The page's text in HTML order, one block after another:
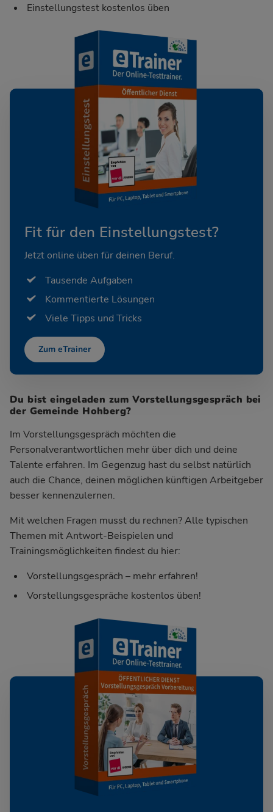
Einstellungstest kostenlos üben
Fit für den Einstellungstest?
Jetzt online üben für deinen Beruf.
Tausende Aufgaben
Kommentierte Lösungen
Viele Tipps und Tricks
Zum eTrainer
Du bist eingeladen zum Vorstellungsgespräch bei
der Gemeinde Hohberg?
Im Vorstellungsgespräch möchten die
Personalverantwortlichen mehr über dich und deine
Talente erfahren. Im Gegenzug hast du selbst natürlich
auch die Chance, deinen möglichen künftigen Arbeitgeber
besser kennenzulernen.
Mit welchen Fragen musst du rechnen? Alle typischen
Themen mit Antwort-Beispielen und
Trainingsmöglichkeiten findest du hier:
Vorstellungsgespräch – mehr erfahren!
Vorstellungsgespräche kostenlos üben!